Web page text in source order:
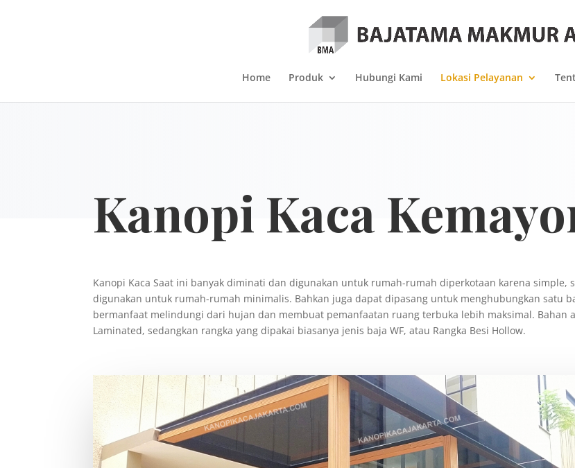
Home Produk Hubungi Kami Lokasi Pelayanan
Kanopi Kaca
Kanopi Kaca Saat ini banyak diminati dan digunakan untuk rumah-rumah diperkotaan karena simple,
digunakan untuk rumah-rumah minimalis. Bahkan juga dapat dipasang untuk menghubungkan satu
bermanfaat melindungi dari hujan dan membuat pemanfaatan ruang terbuka lebih maksimal. Bahan
Laminated, sedangkan rangka yang dipakai biasanya jenis baja WF, atau Rangka Besi Hollow.